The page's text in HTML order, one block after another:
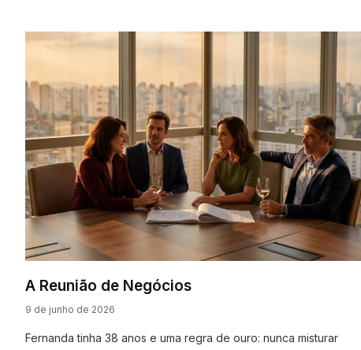
A Reunião de Negócios
9 de junho de 2026
Fernanda tinha 38 anos e uma regra de ouro: nunca misturar